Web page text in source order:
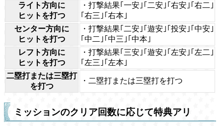
ライト方向に
ヒットを打つ
・打撃結果｢一安｣｢二安｣｢右安｣｢右二｣
｢右三｣｢右本｣
センター方向に
ヒットを打つ
・打撃結果｢二安｣｢遊安｣｢投安｣｢中安｣
｢中二｣｢中三｣｢中本｣
レフト方向に
ヒットを打つ
・打撃結果｢三安｣｢遊安｣｢左安｣｢左二｣
｢左三｣｢左本｣
二塁打または三塁打
を打つ
・二塁打または三塁打を打つ
ミッションのクリア回数に応じて特典アリ